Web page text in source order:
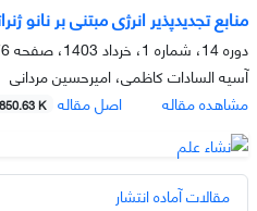
منابع تجدیدپذیر انرژی مبتنی بر نانو
دوره 14، شماره 1، خرداد 1403، صفحه
آسیه السادات کاظمی، امیرحسین مردانی
مشاهده مقاله
اصل مقاله 850.63 K
مقالات آماده انتشار